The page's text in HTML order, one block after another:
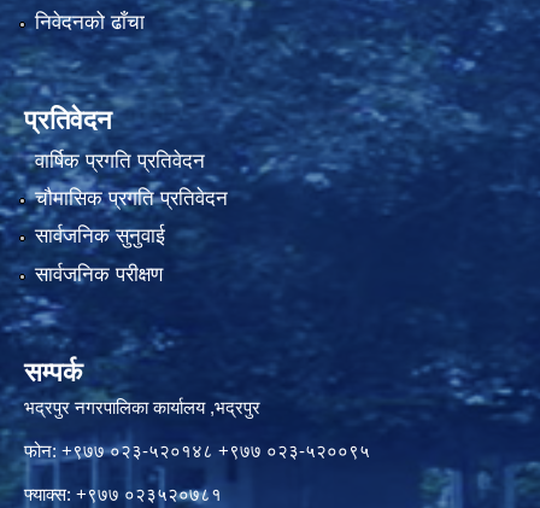
निवेदनको ढाँचा
प्रतिवेदन
वार्षिक प्रगति प्रतिवेदन
चौमासिक प्रगति प्रतिवेदन
सार्वजनिक सुनुवाई
सार्वजनिक परीक्षण
सम्पर्क
भद्रपुर नगरपालिका कार्यालय ,भद्रपुर
फोन: +९७७ ०२३-५२०१४८ +९७७ ०२३-५२००९५
फ्याक्स: +९७७ ०२३५२०७८१